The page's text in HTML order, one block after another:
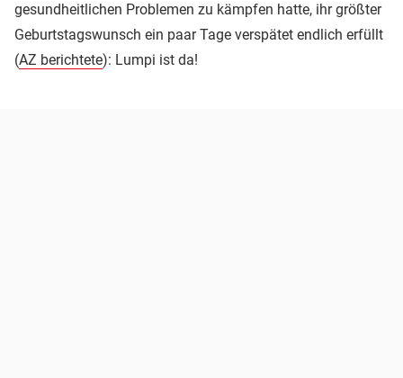
gesundheitlichen Problemen zu kämpfen hatte, ihr größter
Geburtstagswunsch ein paar Tage verspätet endlich erfüllt
(AZ berichtete): Lumpi ist da!